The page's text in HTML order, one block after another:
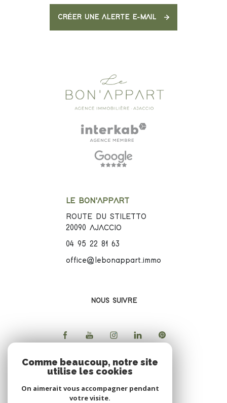
CRÉER UNE ALERTE E-MAIL
LE BON'APPART
ROUTE DU STILETTO
20090 AJACCIO
04 95 22 81 63
office@lebonappart.immo
NOUS SUIVRE
ADHERENTS
Comme beaucoup, notre site
utilise les cookies
On aimerait vous accompagner pendant
votre visite.